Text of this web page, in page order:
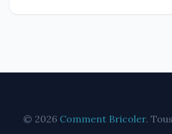
© 2026 Comment Bricoler.